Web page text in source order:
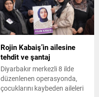
Rojin Kabaiş’in ailesine
tehdit ve şantaj
Diyarbakır merkezli 8 ilde
düzenlenen operasyonda,
çocuklarını kaybeden aileleri